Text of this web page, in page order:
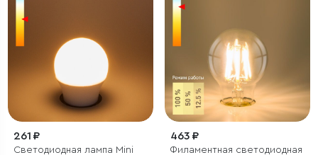
261 ₽
Светодиодная лампа Mini
463 ₽
Филаментная светодиодная